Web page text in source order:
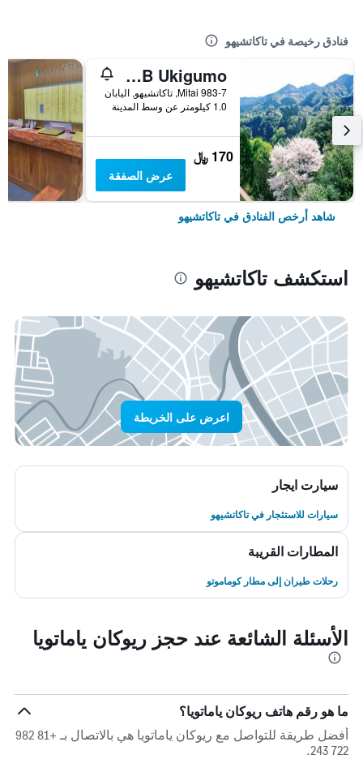
فنادق رخيصة في تاكاتشيهو
Takachiho B&B Ukigumo
Mitai 983-7, تاكاتشيهو, اليابان
1.0 كيلومتر عن وسط المدينة
170 ﷼
عرض الصفقة
شاهد أرخص الفنادق في تاكاتشيهو
استكشف تاكاتشيهو
اعرض على الخريطة
سيارت ايجار
سيارات للاستئجار في تاكاتشيهو
المطارات القريبة
رحلات طيران إلى مطار كوماموتو
الأسئلة الشائعة عند حجز ريوكان ياماتويا
ما هو رقم هاتف ريوكان ياماتويا؟
أفضل طريقة للتواصل مع ريوكان ياماتويا هي بالاتصال بـ +81 982
722 243.